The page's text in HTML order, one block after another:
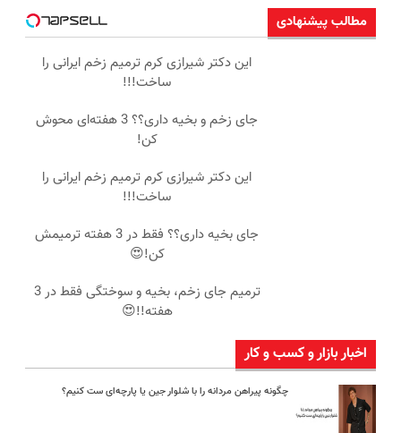
مطالب پیشنهادی
این دکتر شیرازی کرم ترمیم زخم ایرانی را
ساخت!!!
جای زخم و بخیه داری؟؟ 3 هفته‌ای محوش
کن!
این دکتر شیرازی کرم ترمیم زخم ایرانی را
ساخت!!!
جای بخیه داری؟؟ فقط در 3 هفته ترمیمش
کن!😍
ترمیم جای زخم، بخیه و سوختگی فقط در 3
هفته!!😍
اخبار بازار و کسب و کار
چگونه پیراهن مردانه را با شلوار جین یا پارچه‌ای ست کنیم؟